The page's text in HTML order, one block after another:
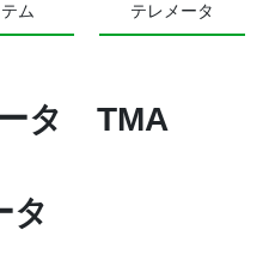
ム
テレメータ
タ TMA
タ